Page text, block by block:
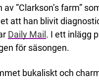
”Clarkson’s farm”
att han blivit
Daily Mail . I ett inlägg
för säsongen.
bukaliskt och